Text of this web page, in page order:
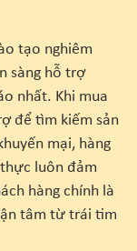
tạo nghiêm
sàng hỗ trợ
nhất. Khi mua
để tìm kiếm sản
mại, hàng
luôn đảm
hàng chính là
tâm từ trái tim